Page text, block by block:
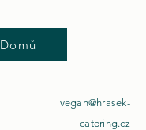
Domů
vegan@hrasek-
catering.cz